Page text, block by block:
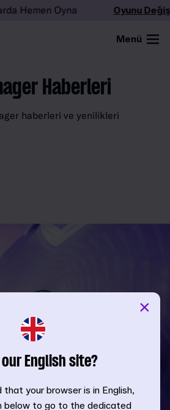
Hemen Oyna Oyunu
Menü
Haberleri
haberleri ve yenilikleri
English site?
that your browser is in English,
below to go to the dedicated
×